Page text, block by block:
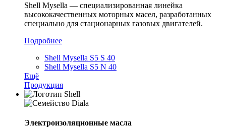
Shell Mysella — специализированная линейка
высококачественных моторных масел, разработанных
специально для стационарных газовых двигателей.
Подробнее
Shell Mysella S5 S 40
Shell Mysella S5 N 40
Ещё
Продукция
Электроизоляционные масла